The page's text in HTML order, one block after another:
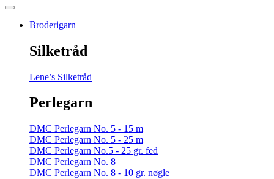
Broderigarn
Silketråd
Lene’s Silketråd
Perlegarn
DMC Perlegarn No. 5 - 15 m
DMC Perlegarn No. 5 - 25 m
DMC Perlegarn No.5 - 25 gr. fed
DMC Perlegarn No. 8
DMC Perlegarn No. 8 - 10 gr. nøgle